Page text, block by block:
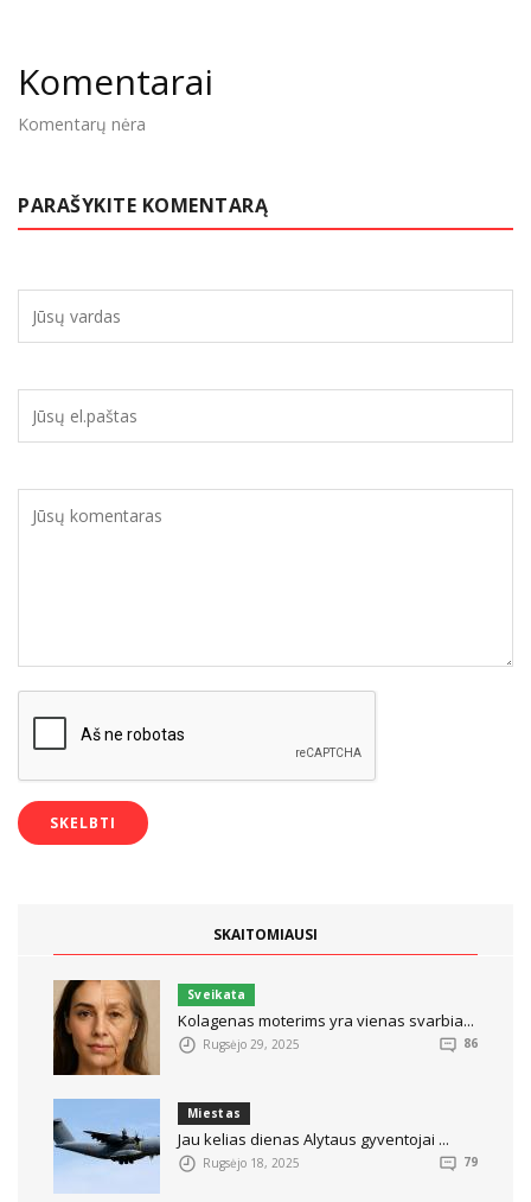
Komentarai
Komentarų nėra
PARAŠYKITE KOMENTARĄ
SKAITOMIAUSI
Sveikata
Kolagenas moterims yra vienas svarbia...
Rugsėjo 29, 2025 86
Miestas
Jau kelias dienas Alytaus gyventojai ...
Rugsėjo 18, 2025 79